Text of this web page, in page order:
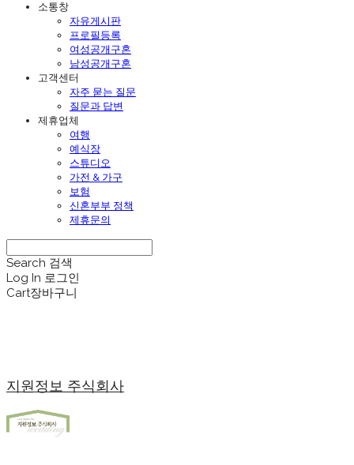
소통창
자유게시판
프로필등록
여성공개구혼
남성공개구혼
고객센터
자주 묻는 질문
질문과 답변
제휴업체
여행
예식장
스튜디오
가전 & 가구
보험
신혼부부 정책
제휴문의
Search 검색
Log In 로그인
Cart장바구니
지원정보 주식회사